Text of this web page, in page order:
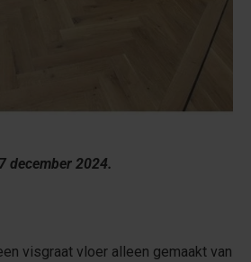
december 2024.
visgraat vloer alleen gemaakt van